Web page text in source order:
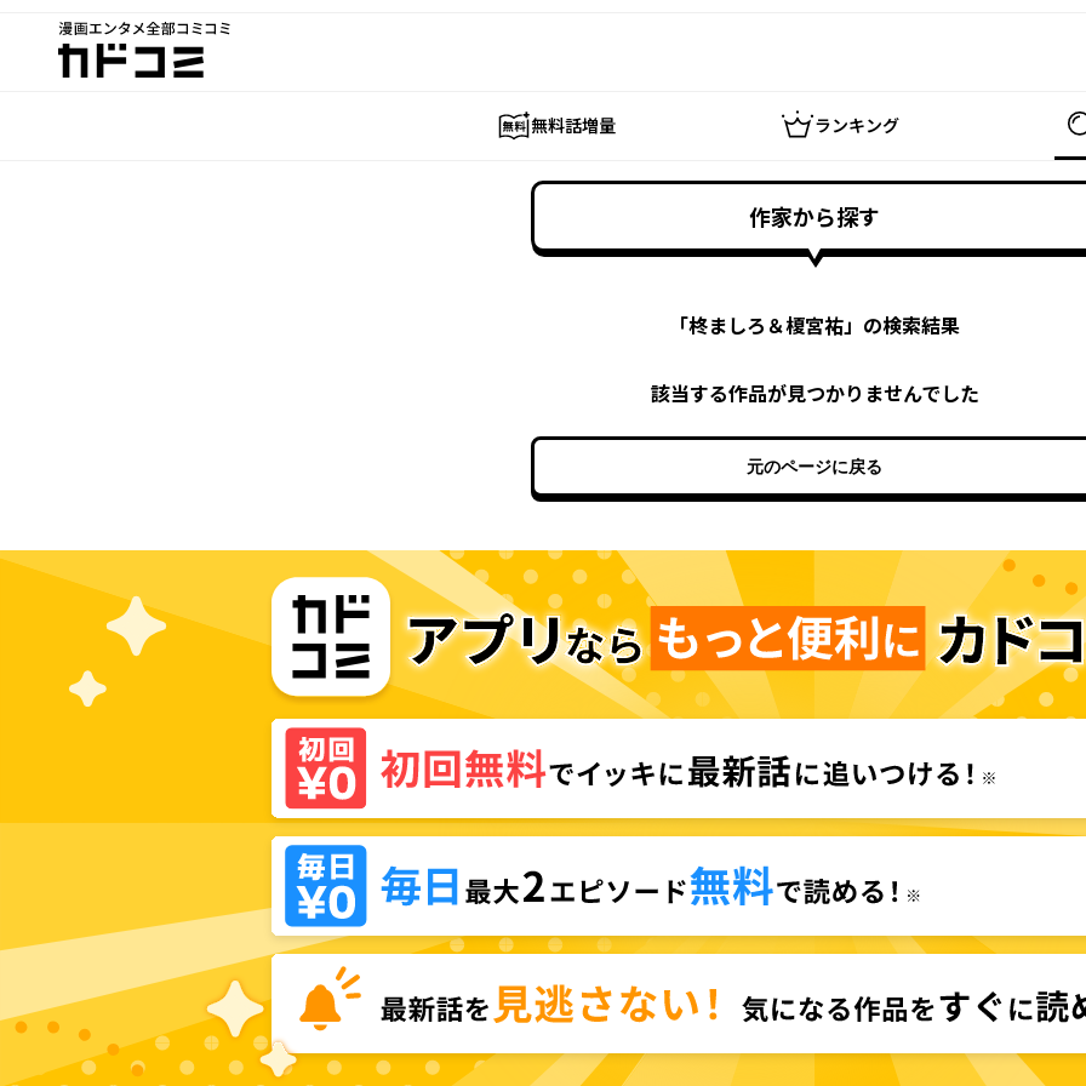
漫画エンタメ全部コミコミ
カドコミ
無料話増量 ランキング
作家から探す
「柊ましろ＆榎宮祐」の検索結果
該当する作品が見つかりませんでした
元のページに戻る